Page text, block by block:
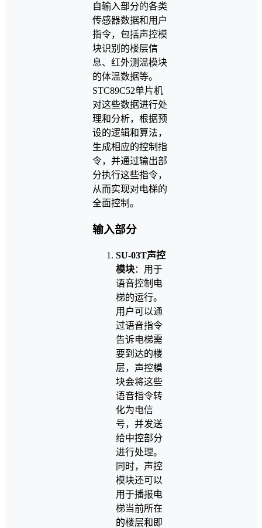
自输入部分的各类
传感器数据和用户
指令，包括声控模
块识别的楼层信
息、红外测温模块
的体温数据等。
STC89C52单片机
对这些数据进行处
理和分析，根据预
设的逻辑和算法，
生成相应的控制指
令，并通过输出部
分执行这些指令，
从而实现对电梯的
全面控制。
输入部分
SU-03T声控
模块：用于
语音控制电
梯的运行。
用户可以通
过语音指令
告诉电梯需
要到达的楼
层，声控模
块会将这些
语音指令转
化为电信
号，并发送
给中控部分
进行处理。
同时，声控
模块还可以
用于播报电
梯当前所在
的楼层和即